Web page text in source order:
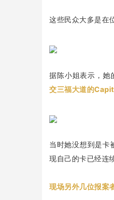
这些民众大多是在
据陈小姐表示，她
交三福大道的
当时她没想到是卡
现自己的卡已经连
现场另外几位报案